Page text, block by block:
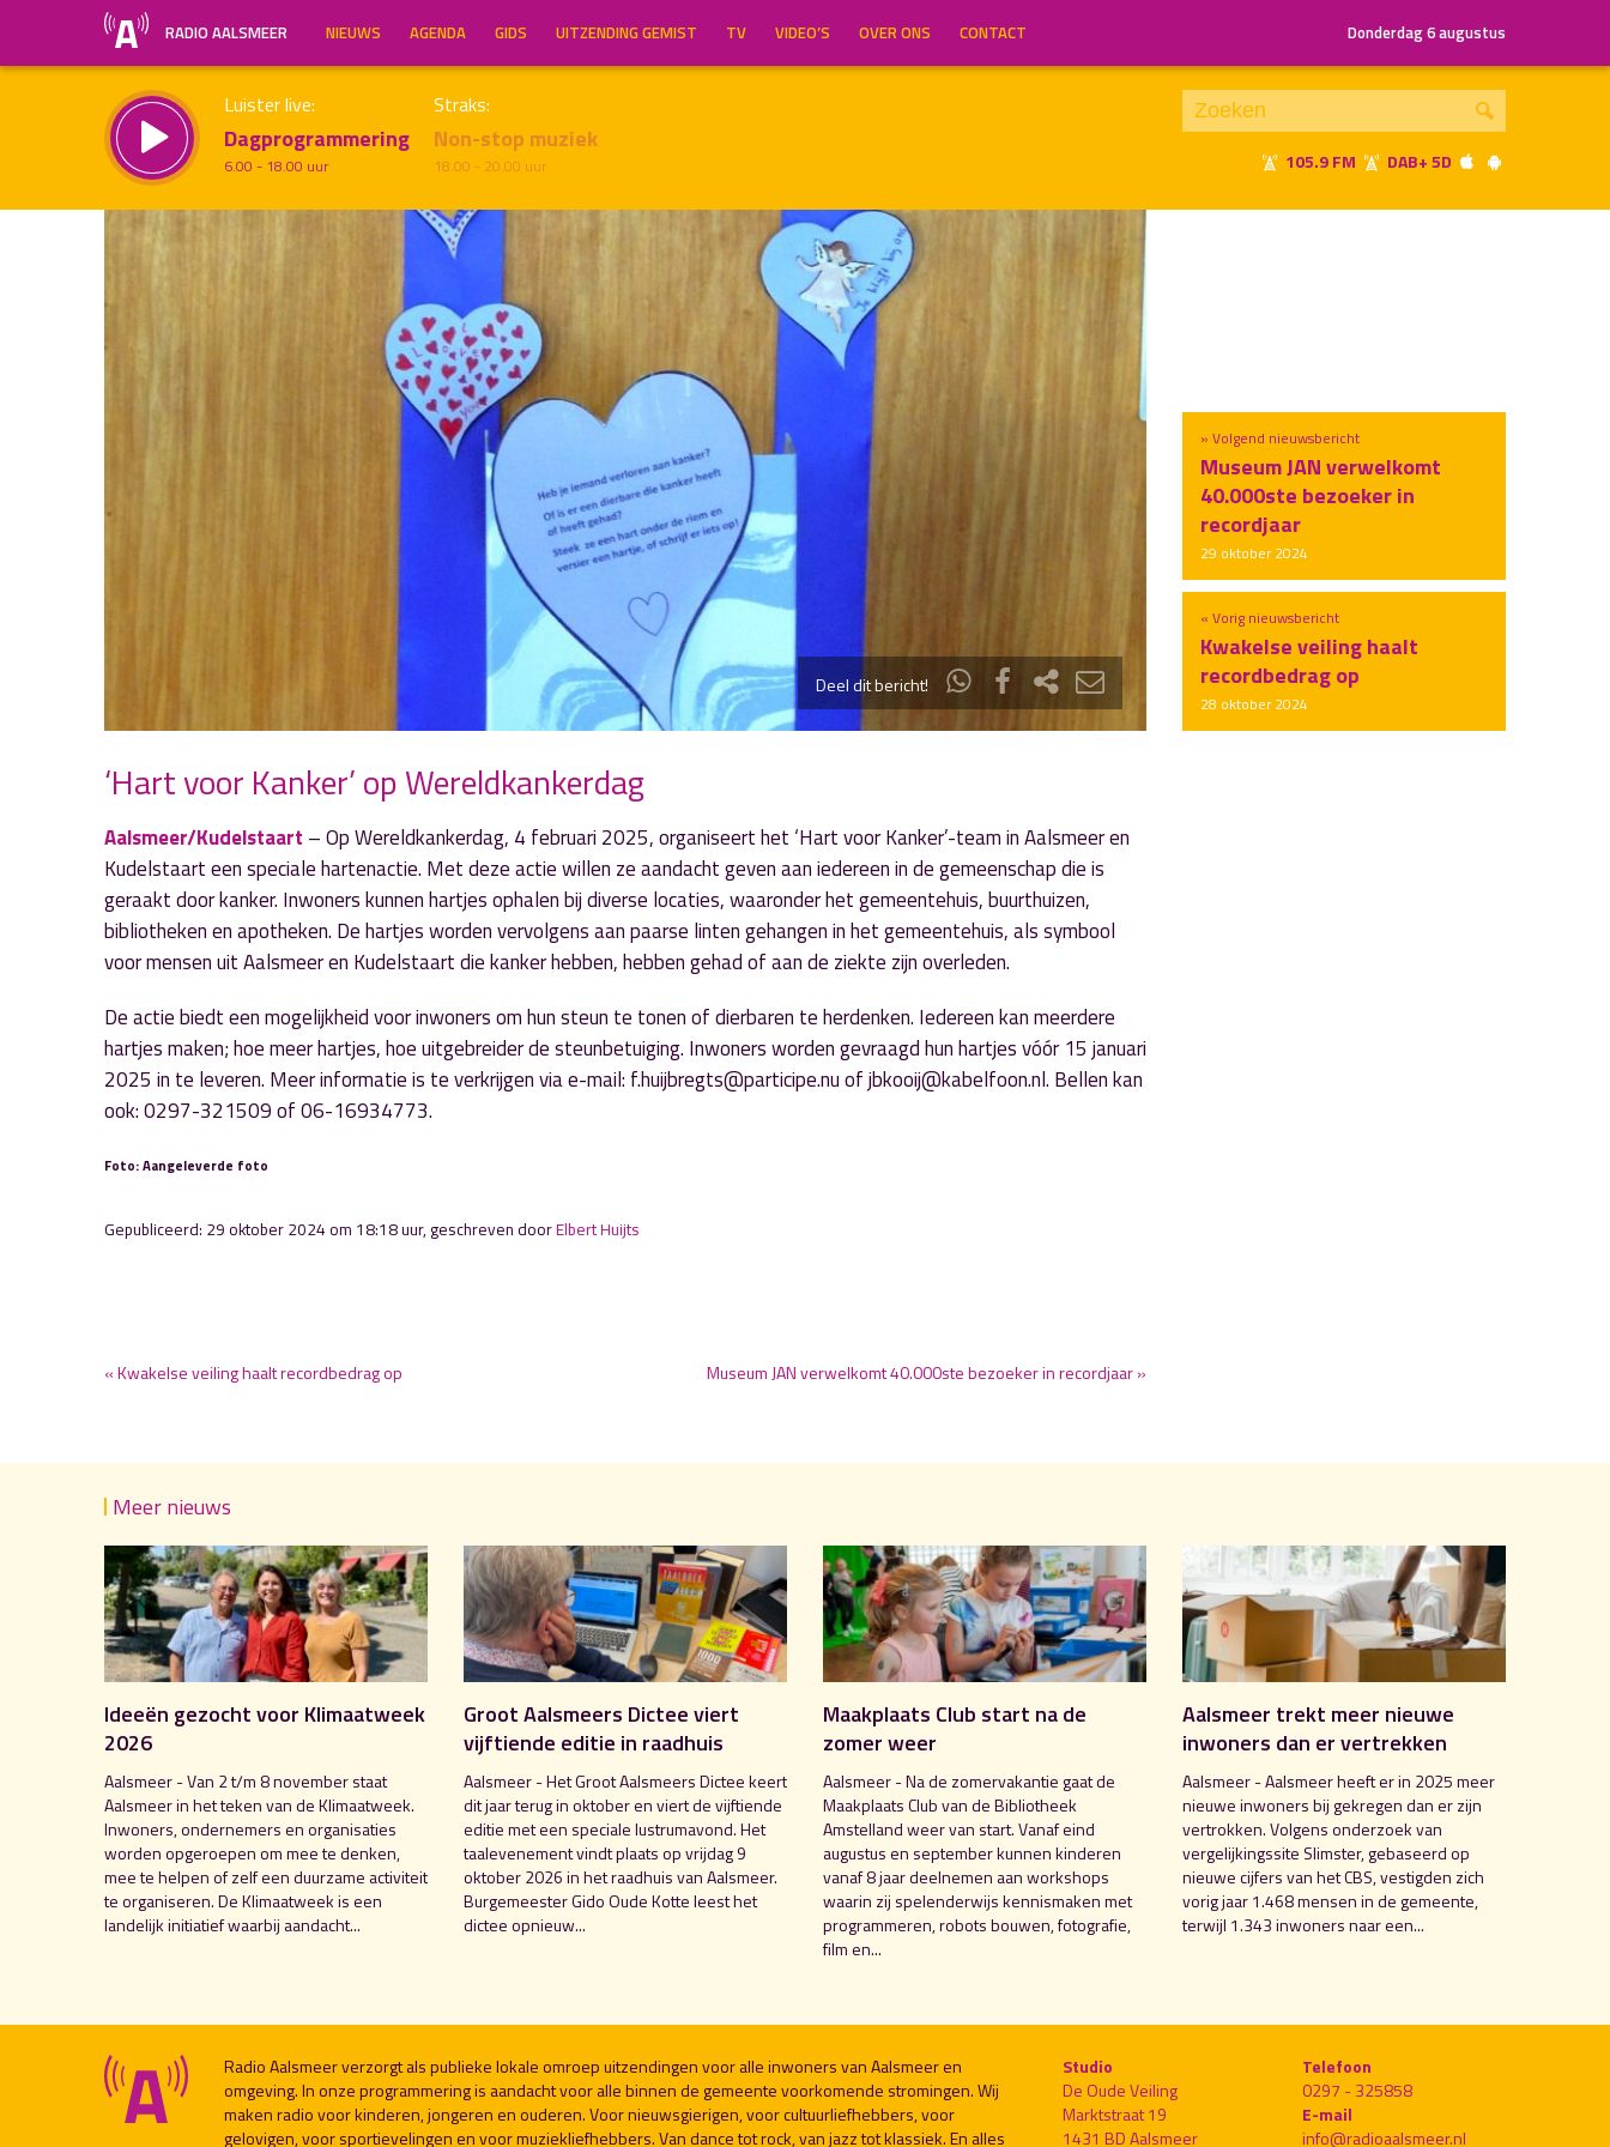
RADIO AALSMEER NIEUWS AGENDA GIDS UITZENDING GEMIST TV VIDEO’S OVER ONS CONTACT Donderdag 6 augustus
Luister live:
Dagprogrammering
6.00 - 18.00 uur
Straks:
Non-stop muziek
18.00 - 20.00 uur 105.9 FM DAB+ 5D
Deel dit bericht!
« Vorig nieuwsbericht
Kwakelse veiling haalt
recordbedrag op
28 oktober 2024
» Volgend nieuwsbericht
Museum JAN verwelkomt
40.000ste bezoeker in
recordjaar
29 oktober 2024
‘Hart voor Kanker’ op Wereldkankerdag
Aalsmeer/Kudelstaart – Op Wereldkankerdag, 4 februari 2025, organiseert het ‘Hart voor Kanker’-team in Aalsmeer en
Kudelstaart een speciale hartenactie. Met deze actie willen ze aandacht geven aan iedereen in de gemeenschap die is
geraakt door kanker. Inwoners kunnen hartjes ophalen bij diverse locaties, waaronder het gemeentehuis, buurthuizen,
bibliotheken en apotheken. De hartjes worden vervolgens aan paarse linten gehangen in het gemeentehuis, als symbool
voor mensen uit Aalsmeer en Kudelstaart die kanker hebben, hebben gehad of aan de ziekte zijn overleden.
De actie biedt een mogelijkheid voor inwoners om hun steun te tonen of dierbaren te herdenken. Iedereen kan meerdere
hartjes maken; hoe meer hartjes, hoe uitgebreider de steunbetuiging. Inwoners worden gevraagd hun hartjes vóór 15 januari
2025 in te leveren. Meer informatie is te verkrijgen via e-mail: f.huijbregts@participe.nu of jbkooij@kabelfoon.nl. Bellen kan
ook: 0297-321509 of 06-16934773.
Foto: Aangeleverde foto
Gepubliceerd: 29 oktober 2024 om 18:18 uur, geschreven doorElbert Huijts
« Kwakelse veiling haalt recordbedrag op Museum JAN verwelkomt 40.000ste bezoeker in recordjaar »
Meer nieuws
Ideeën gezocht voor Klimaatweek
2026
Aalsmeer - Van 2 t/m 8 november staat
Aalsmeer in het teken van de Klimaatweek.
Inwoners, ondernemers en organisaties
worden opgeroepen om mee te denken,
mee te helpen of zelf een duurzame activiteit
te organiseren. De Klimaatweek is een
landelijk initiatief waarbij aandacht...
Groot Aalsmeers Dictee viert
vijftiende editie in raadhuis
Aalsmeer - Het Groot Aalsmeers Dictee keert
dit jaar terug in oktober en viert de vijftiende
editie met een speciale lustrumavond. Het
taalevenement vindt plaats op vrijdag 9
oktober 2026 in het raadhuis van Aalsmeer.
Burgemeester Gido Oude Kotte leest het
dictee opnieuw...
Maakplaats Club start na de
zomer weer
Aalsmeer - Na de zomervakantie gaat de
Maakplaats Club van de Bibliotheek
Amstelland weer van start. Vanaf eind
augustus en september kunnen kinderen
vanaf 8 jaar deelnemen aan workshops
waarin zij spelenderwijs kennismaken met
programmeren, robots bouwen, fotografie,
film en...
Aalsmeer trekt meer nieuwe
inwoners dan er vertrekken
Aalsmeer - Aalsmeer heeft er in 2025 meer
nieuwe inwoners bij gekregen dan er zijn
vertrokken. Volgens onderzoek van
vergelijkingssite Slimster, gebaseerd op
nieuwe cijfers van het CBS, vestigden zich
vorig jaar 1.468 mensen in de gemeente,
terwijl 1.343 inwoners naar een...
Radio Aalsmeer verzorgt als publieke lokale omroep uitzendingen voor alle inwoners van Aalsmeer en
omgeving. In onze programmering is aandacht voor alle binnen de gemeente voorkomende stromingen. Wij
maken radio voor kinderen, jongeren en ouderen. Voor nieuwsgierigen, voor cultuurliefhebbers, voor
gelovigen, voor sportievelingen en voor muziekliefhebbers. Van dance tot rock, van jazz tot klassiek. En alles
Studio
De Oude Veiling
Marktstraat 19
1431 BD Aalsmeer
Telefoon
0297 - 325858
E-mail
info@radioaalsmeer.nl